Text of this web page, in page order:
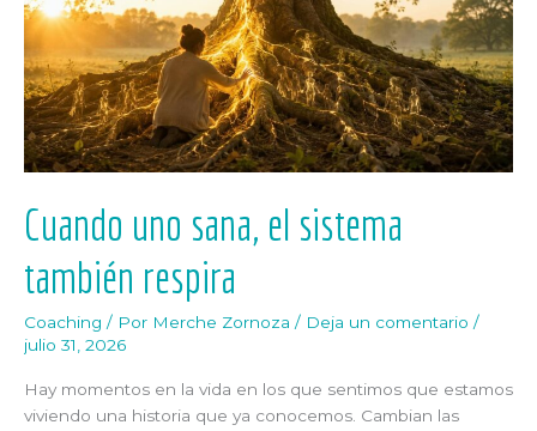
Cuando uno sana, el sistema
también respira
Coaching / Por Merche Zornoza / Deja un comentario /
julio 31, 2026
Hay momentos en la vida en los que sentimos que estamos
viviendo una historia que ya conocemos. Cambian las
sistema
también
respira